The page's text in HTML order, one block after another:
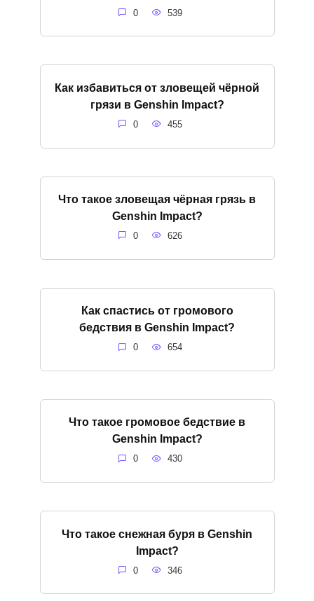
0 539
Как избавиться от зловещей чёрной
грязи в Genshin Impact?
0 455
Что такое зловещая чёрная грязь в
Genshin Impact?
0 626
Как спастись от громового
бедствия в Genshin Impact?
0 654
Что такое громовое бедствие в
Genshin Impact?
0 430
Что такое снежная буря в Genshin
Impact?
0 346